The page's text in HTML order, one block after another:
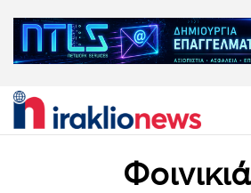
Φοινικιά